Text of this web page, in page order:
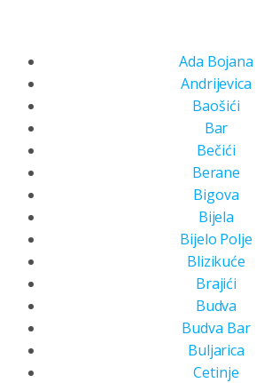
Ada Bojana
Andrijevica
Baošići
Bar
Bečići
Berane
Bigova
Bijela
Bijelo Polje
Blizikuće
Brajići
Budva
Budva Bar
Buljarica
Cetinje